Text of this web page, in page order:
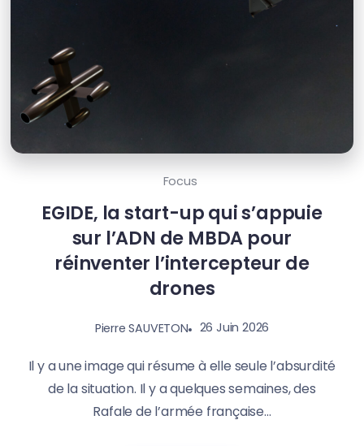
Focus
EGIDE, la start-up qui s’appuie
sur l’ADN de MBDA pour
réinventer l’intercepteur de
drones
Pierre SAUVETON 26 Juin 2026
Il y a une image qui résume à elle seule l’absurdité
de la situation. Il y a quelques semaines, des
Rafale de l’armée française...